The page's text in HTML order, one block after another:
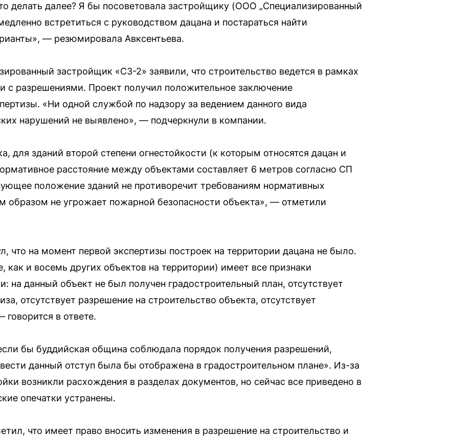
делать далее? Я бы посоветовала застройщику (ООО „Специализированный
встретиться с руководством дацана и постараться найти
— резюмировала Авксентьева.
застройщик «СЗ-2» заявили, что строительство ведется в рамках
с разрешениями. Проект получил положительное заключение
«Ни одной службой по надзору за ведением данного вида
нарушений не выявлено», — подчеркнули в компании.
для зданий второй степени огнестойкости (к которым относятся дацан и
расстояние между объектами составляет 6 метров согласно СП
положение зданий не противоречит требованиям нормативных
образом не угрожает пожарной безопасности объекта», — отметили
что на момент первой экспертизы построек на территории дацана не было.
как и восемь других объектов на территории) имеет все признаки
на данный объект не был получен градостроительный план, отсутствует
отсутствует разрешение на строительство объекта, отсутствует
в ответе.
бы буддийская община соблюдала порядок получения разрешений,
данный отступ была бы отображена в градостроительном плане». Из-за
возникли расхождения в разделах документов, но сейчас все приведено в
опечатки устранены.
что имеет право вносить изменения в разрешение на строительство и